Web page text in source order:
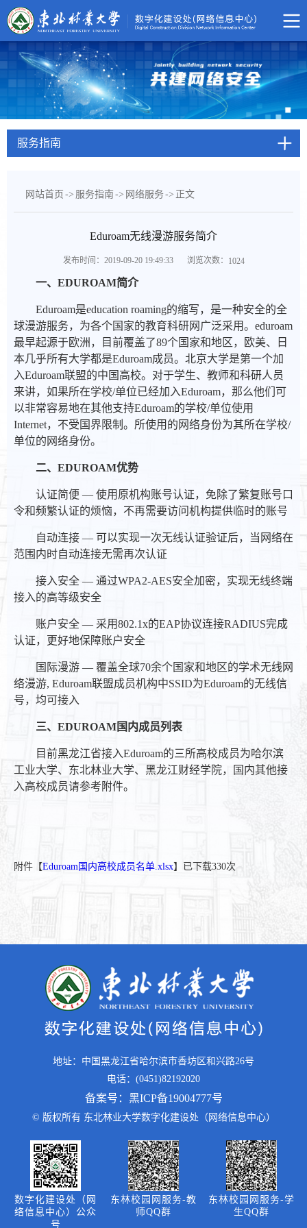
服务指南
网站首页 -> 服务指南-> 网络服务-> 正文
Eduroam无线漫游服务简介
发布时间：2019-09-20 19:49:33 浏览次数： 1024
一、EDUROAM简介
Eduroam是education roaming的缩写，是一种安全的全
球漫游服务，为各个国家的教育科研网广泛采用。eduroam
最早起源于欧洲，目前覆盖了89个国家和地区，欧美、日
本几乎所有大学都是Eduroam成员。北京大学是第一个加
入Eduroam联盟的中国高校。对于学生、教师和科研人员
来讲，如果所在学校/单位已经加入Eduroam，那么他们可
以非常容易地在其他支持Eduroam的学校/单位使用
Internet，不受国界限制。所使用的网络身份为其所在学校/
单位的网络身份。
二、EDUROAM优势
认证简便 — 使用原机构账号认证，免除了繁复账号口
令和频繁认证的烦恼，不再需要访问机构提供临时的账号
自动连接 — 可以实现一次无线认证验证后，当网络在
范围内时自动连接无需再次认证
接入安全 — 通过WPA2-AES安全加密，实现无线终端
接入的高等级安全
账户安全 — 采用802.1x的EAP协议连接RADIUS完成
认证，更好地保障账户安全
国际漫游 — 覆盖全球70余个国家和地区的学术无线网
络漫游, Eduroam联盟成员机构中SSID为Eduroam的无线信
号，均可接入
三、EDUROAM国内成员列表
目前黑龙江省接入Eduroam的三所高校成员为哈尔滨
工业大学、东北林业大学、黑龙江财经学院，国内其他接
入高校成员请参考附件。
附件【Eduroam国内高校成员名单.xlsx】已下载330次
地址：中国黑龙江省哈尔滨市香坊区和兴路26号
电话：(0451)82192020
备案号：黑ICP备19004777号
© 版权所有 东北林业大学数字化建设处（网络信息中心）
数字化建设处（网
络信息中心）公众
号
东林校园网服务-教
师QQ群
东林校园网服务-学
生QQ群